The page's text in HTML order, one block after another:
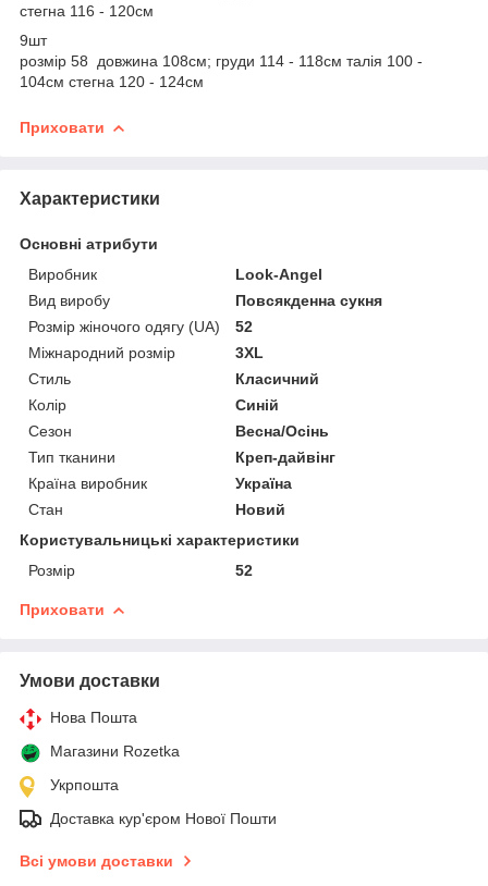
стегна 116 - 120см
9шт
розмір 58 довжина 108см; груди 114 - 118см талія 100 -
104см стегна 120 - 124см
Приховати
Характеристики
Основні атрибути
Виробник
Look-Angel
Вид виробу
Повсякденна сукня
Розмір жіночого одягу (UA)
52
Міжнародний розмір
3XL
Стиль
Класичний
Колір
Синій
Сезон
Весна/Осінь
Тип тканини
Креп-дайвінг
Країна виробник
Україна
Стан
Новий
Користувальницькі характеристики
Розмір
52
Приховати
Умови доставки
Нова Пошта
Магазини Rozetka
Укрпошта
Доставка кур'єром Нової Пошти
Всі умови доставки